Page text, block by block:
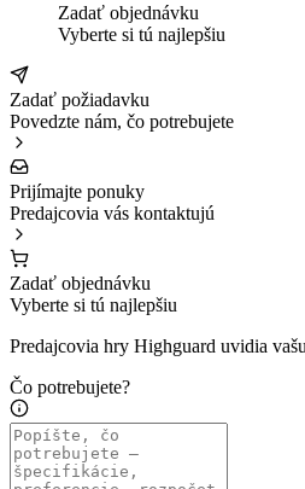
Zadať objednávku
Vyberte si tú najlepšiu
Zadať požiadavku
Povedzte nám, čo potrebujete
Prijímajte ponuky
Predajcovia vás kontaktujú
Zadať objednávku
Vyberte si tú najlepšiu
Predajcovia hry Highguard uvidia
Čo potrebujete?